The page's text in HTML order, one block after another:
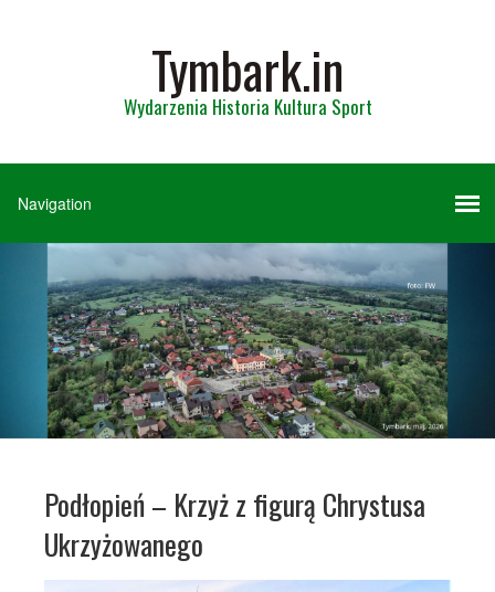
Tymbark.in
Wydarzenia Historia Kultura Sport
Podłopień – Krzyż z figurą Chrystusa
Ukrzyżowanego